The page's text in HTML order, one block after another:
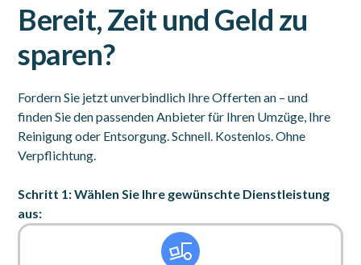
Bereit, Zeit und Geld zu
sparen?
Fordern Sie jetzt unverbindlich Ihre Offerten an – und
finden Sie den passenden Anbieter für Ihren Umzüge, Ihre
Reinigung oder Entsorgung. Schnell. Kostenlos. Ohne
Verpflichtung.
Schritt 1: Wählen Sie Ihre gewünschte Dienstleistung
aus: